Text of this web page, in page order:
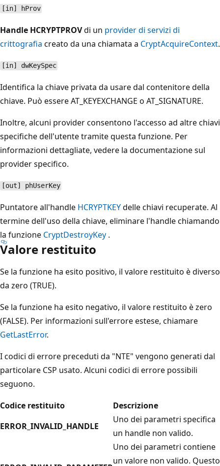
[in] hProv
Handle HCRYPTPROVdi un provider di servizi di
crittografia creato da una chiamata a CryptAcquireContext.
[in] dwKeySpec
Identifica la chiave privata da usare dal contenitore della
chiave. Può essere AT_KEYEXCHANGE o AT_SIGNATURE.
Inoltre, alcuni provider consentono l'accesso ad altre chiavi
specifiche dell'utente tramite questa funzione. Per
informazioni dettagliate, vedere la documentazione sul
provider specifico.
[out] phUserKey
Puntatore all'handle HCRYPTKEYdelle chiavi recuperate. Al
termine dell'uso della chiave, eliminare l'handle chiamando
la funzione CryptDestroyKey .
Valore restituito
Se la funzione ha esito positivo, il valore restituito è diverso
da zero (TRUE).
Se la funzione ha esito negativo, il valore restituito è zero
(FALSE). Per informazioni sull'errore estese, chiamare
GetLastError.
I codici di errore preceduti da "NTE" vengono generati dal
particolare CSP usato. Alcuni codici di errore possibili
seguono.
Codice restituito
Descrizione
ERROR_INVALID_HANDLE
Uno dei parametri specifica
un handle non valido.
Uno dei parametri contiene
un valore non valido. Questo